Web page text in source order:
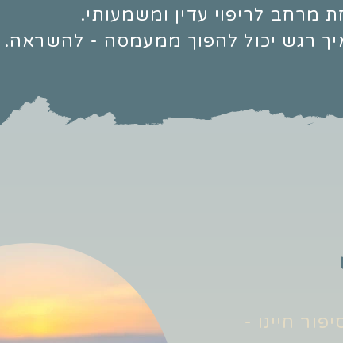
מרחב לריפוי עדין ומשמעותי.
רגש יכול להפוך ממעמסה - להשראה.
חיינו -